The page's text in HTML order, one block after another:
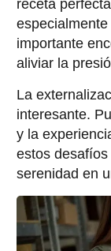
receta
importante
aliviar la
La
interesante.
y la
estos
serenidad en